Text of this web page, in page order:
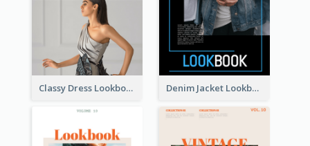
Classy Dress Lookbook Denim Jacket Lookbook